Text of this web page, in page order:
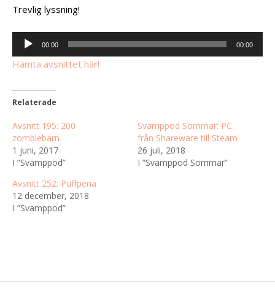
Trevlig lyssning!
Ljudspelare
00:00 00:00
Hämta avsnittet här!
Relaterade
Avsnitt 195: 200
zombiebarn
1 juni, 2017
I ”Svamppod”
Svamppod Sommar: PC
från Shareware till Steam
26 juli, 2018
I ”Svamppod Sommar”
Avsnitt 252: Puffpena
12 december, 2018
I ”Svamppod”